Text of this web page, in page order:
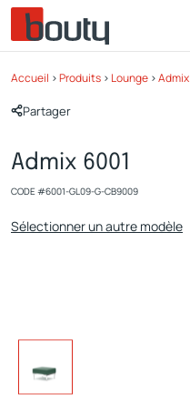
Accueil >Produits > Lounge >Admix
Partager
Admix 6001
CODE #6001-GL09-G-CB9009
Sélectionner un autre modèle